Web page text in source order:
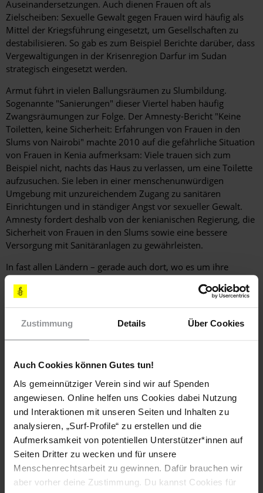
Zustimmung Details Über Cookies
Auch Cookies können Gutes tun!
Als gemeinnütziger Verein sind wir auf Spenden
angewiesen. Online helfen uns Cookies dabei Nutzung
und Interaktionen mit unseren Seiten und Inhalten zu
analysieren, „Surf-Profile“ zu erstellen und die
Aufmerksamkeit von potentiellen Unterstützer*innen auf
Seiten Dritter zu wecken und für unsere
Menschenrechtsarbeit zu gewinnen. Dafür brauchen wir
aber vorher deine Zustimmung. Du kannst Cookies für
Auseinandersetzungen. Auch dienen Frauen oft als
Zielscheiben: Sexuelle Gewalt gegen Frauen wird häufig als
Mittel der Kriegsführung eingesetzt, um Gesellschaften zu
destabilisieren. So gab es zum Beispiel Berichte darüber, dass
Vergewaltigungen in der Krisenregion Darfur im Sudan
strategisch eingesetzt werden.
Armut führt in vielen Ballungsräumen zu Slumbildung.
Sogenannte "Sanierungen" dieser Viertel haben häufig
Zwangsräumungen zur Folge. Der Amnesty-Bericht "Keine
Toiletten, keine Sicherheit: Erfahrungen von Frauen in den
Slums von Nairobi" machte 2010 auf die gefährliche Situation
von Frauen in Kenia aufmerksam: Viele trauen sich zum
Beispiel nicht, nachts das Haus zu verlassen, um eine Toilette
aufzusuchen. Sie leben in einer menschenunwürdigen
Umgebung mit unzureichendem Zugang zu sanitären
Einrichtungen und in ständiger Angst vor sexueller Gewalt.
Amnesty fordert deshalb von der kenianischen Regierung, die
Sicherheit von Frauen in den Slums sowie eine bessere
Versorgung mit Sanitäranlagen zu gewährleisten.
In fast allen Ländern – gerade auch dort, wo es um ihre
Rechte schlecht bestellt ist – existieren Netzwerke und
Initiativen von und für Frauen, die sich zu Wort melden und
der Diskriminierung von Frauen mutig entgegentreten.
Dadurch bringen sie sich oft selbst in Gefahr. Für Amnesty ist
es ein ganz wichtiges Anliegen, diese
Menschenrechtsverteidigerinnen und
Unlängst geschah dies mit Petitionen zugunsten von
Frauenhäusern in Afghanistan, die von der Aktivistin Noor
Marjan geleitet werden.
Die Autorin ist Sprecherin der Themen-Koordinationsgruppe
"Menschenrechtsverletzungen an Frauen" der deutschen
Sektion von Amnesty ­International.
Weitere Informationen aufwww.amnesty-frauen.de